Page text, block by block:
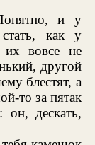
и у
как у
вовсе не
другой
блестят, а
то за пятак
он, дескать,